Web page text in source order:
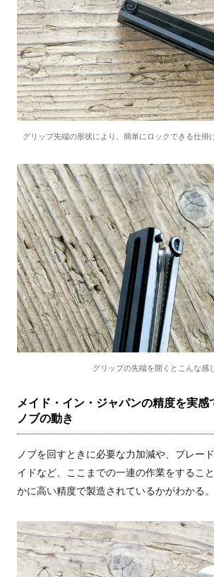
グリップ先端の形状により、簡単にロックできる仕掛
グリップの先端を開くとこんな感じ
メイド・イン・ジャパンの精度を実感
ノブの動き
ノブを回すときに必要な力加減や、ブレー
イドなど、ここまでの一連の作業をするこ
かに高い精度で製造されているかがわかる。